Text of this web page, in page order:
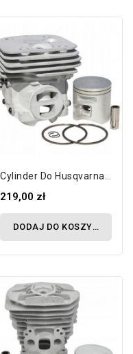
219,00 zł
DODAJ DO KOSZYKA